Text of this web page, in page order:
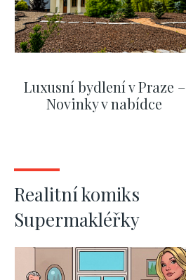
Luxusní bydlení v Praze –
Novinky v nabídce
Realitní komiks
Supermakléřky